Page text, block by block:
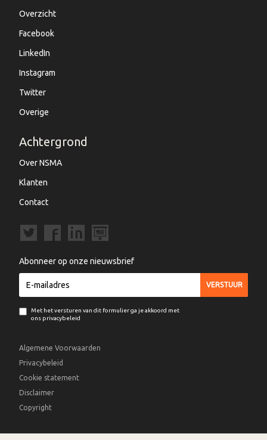
Overzicht
Facebook
LinkedIn
Instagram
Twitter
Overige
Achtergrond
Over NSMA
Klanten
Contact
Abonneer op onze nieuwsbrief
Met het versturen van dit formulier ga je akkoord met
ons privacybeleid
Algemene Voorwaarden
Privacybeleid
Cookie statement
Disclaimer
Copyright